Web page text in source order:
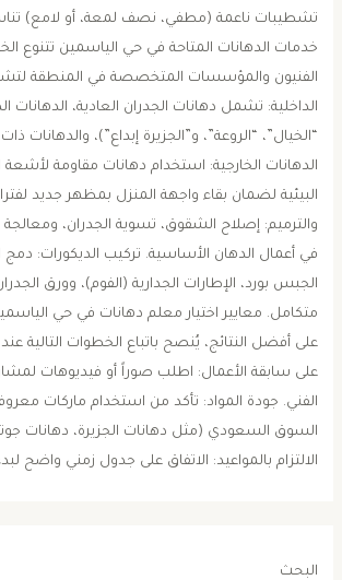
تشطيبات ناعمة (مطفي، نصف لمعة، أو لامع)
خدمات الدهانات المتاحة في حي الياسمين ​تتنوع
الفنيون والمؤسسات المتخصصة في المنطقة
الداخلية: تشمل دهانات الجدران العادية، الدهانات
“الخيال”، “الروعة”، و”الجزيرة إبداع”)، والدهانات
الدهانات الخارجية: استخدام دهانات مقاومة
البيئية لضمان بقاء واجهة المنزل بمظهر جديد
والترميم: إصلاح الشقوق، تسوية الجدران، ومعالجة
في أعمال الدهان الأساسية. ​تركيب الديكورات: دمج
الجبس بورد، الإطارات الجدارية (الفوم)، وورق
متكامل. ​معايير اختيار معلم دهانات في حي
على أفضل النتائج، يُنصح باتباع الخطوات التالية عند
على سابقة الأعمال: اطلب صوراً أو فيديوهات
الفني. ​جودة المواد: تأكد من استخدام ماركات
السوق السعودي (مثل دهانات الجزيرة، دهانات
الالتزام بالمواعيد: الاتفاق على جدول زمني واضح
البحث